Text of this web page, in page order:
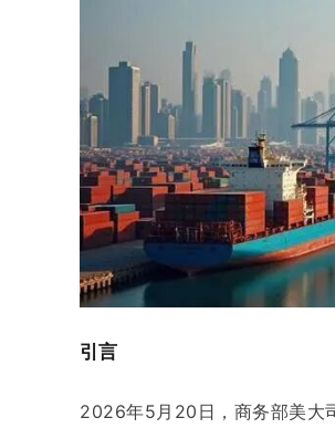
引言
2026年5月20日，商务部美大